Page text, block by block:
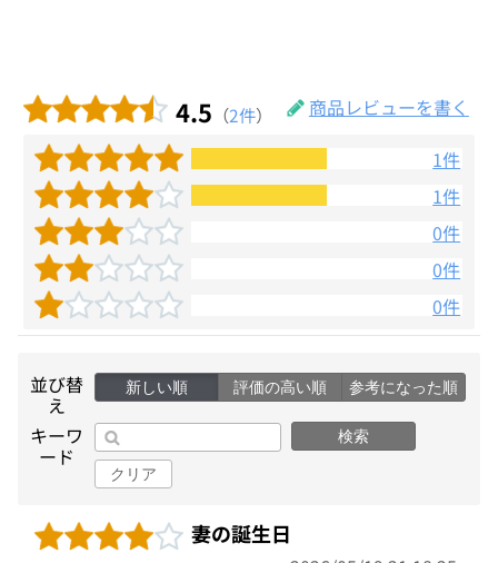
4.5 （2件）
商品レビューを書く
1件
1件
0件
0件
0件
並び替
え
新しい順 評価の高い順 参考になった順
キーワ
ード
検索
クリア
妻の誕生日